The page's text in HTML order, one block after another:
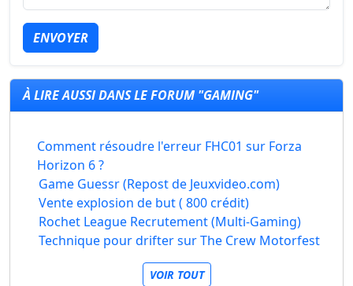
ENVOYER
À LIRE AUSSI DANS LE FORUM "GAMING"
Comment résoudre l'erreur FHC01 sur Forza
Horizon 6 ?
Game Guessr (Repost de Jeuxvideo.com)
Vente explosion de but ( 800 crédit)
Rochet League Recrutement (Multi-Gaming)
Technique pour drifter sur The Crew Motorfest
VOIR TOUT